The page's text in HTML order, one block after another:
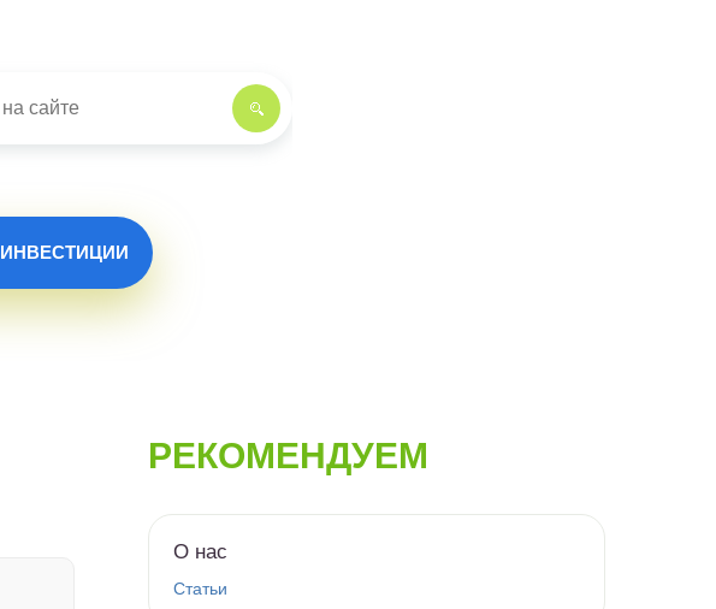
ИНВЕСТИЦИИ
РЕКОМЕНДУЕМ
О нас
Статьи